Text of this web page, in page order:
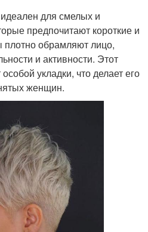
для смелых и
предпочитают короткие и
обрамляют лицо,
и активности. Этот
укладки, что делает его
женщин.